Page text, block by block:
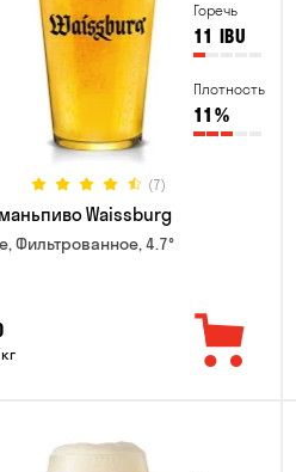
Горечь
11 IBU
Плотность
11 %
(7)
Waissburg
Фильтрованное, 4.7°